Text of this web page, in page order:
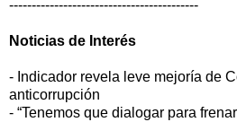
------------------------------------------
Noticias de Interés
- Indicador revela leve mejoría de
anticorrupción
- “Tenemos que dialogar para